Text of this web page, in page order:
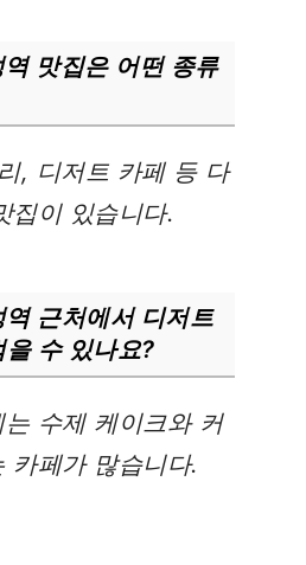
맛집은 어떤 종류
, 디저트 카페 등 다
집이 있습니다.
근처에서 디저트
수 있나요?
는 수제 케이크와 커
카페가 많습니다.